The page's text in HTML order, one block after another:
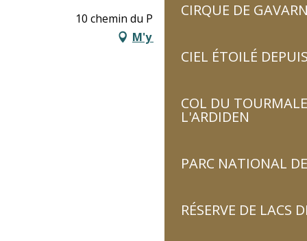
CIRQUE DE
CIEL ÉTOILÉ
COL DU
L'ARDIDEN
PARC NATIONAL
RÉSERVE DE LACS
10 chemin du Pic, 65120 Viscos
M'y rendre